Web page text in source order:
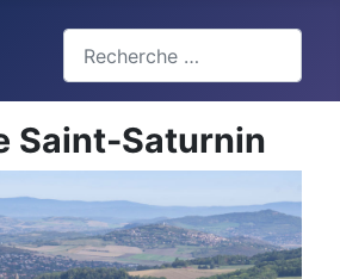
Type 2 or more characters for
Saint-Saturnin